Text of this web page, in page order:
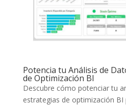
Potencia tu ⁢Análisis de
de Optimización BI
Descubre cómo ⁣potenciar tu
estrategias de optimización⁢ BI